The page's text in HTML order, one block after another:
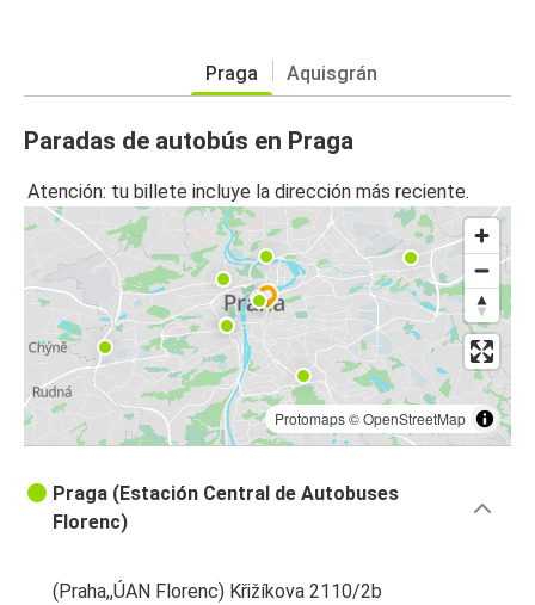
Praga Aquisgrán
Paradas de autobús en Praga
Atención: tu billete incluye la dirección más reciente.
Protomaps©OpenStreetMap
Praga (Estación Central de Autobuses
Florenc)
(Praha,,ÚAN Florenc) Křižíkova 2110/2b